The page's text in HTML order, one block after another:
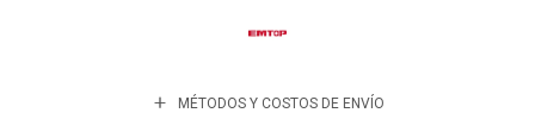
MÉTODOS Y COSTOS DE ENVÍO